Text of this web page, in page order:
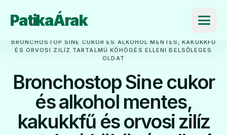
PatikaÁrak
BRONCHOSTOP SINE CUKOR ÉS ALKOHOL MENTES, KAKUKKFŰ
ÉS ORVOSI ZILÍZ TARTALMÚ KÖHÖGÉS ELLENI BELSŐLEGES
OLDAT
Bronchostop Sine cukor
és alkohol mentes,
kakukkfű és orvosi zilíz